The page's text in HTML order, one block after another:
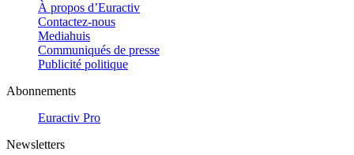
À propos d’Euractiv
Contactez-nous
Mediahuis
Communiqués de presse
Publicité politique
Abonnements
Euractiv Pro
Newsletters